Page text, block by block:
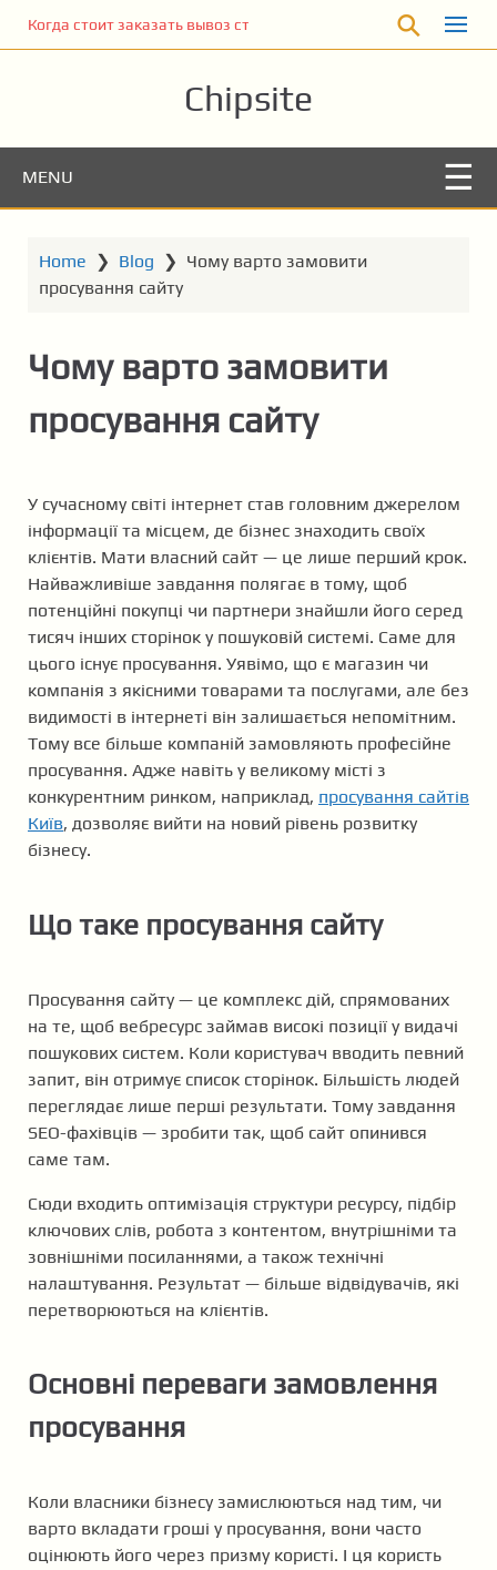
o
Когда стоит заказать вывоз строительного мусора
Chipsite
MENU
Home ❯ Blog ❯ Чому варто замовити
просування сайту
Чому варто замовити
просування сайту
У сучасному світі інтернет став головним джерелом
інформації та місцем, де бізнес знаходить своїх
клієнтів. Мати власний сайт — це лише перший крок.
Найважливіше завдання полягає в тому, щоб
потенційні покупці чи партнери знайшли його серед
тисяч інших сторінок у пошуковій системі. Саме для
цього існує просування. Уявімо, що є магазин чи
компанія з якісними товарами та послугами, але без
видимості в інтернеті він залишається непомітним.
Тому все більше компаній замовляють професійне
просування. Адже навіть у великому місті з
конкурентним ринком, наприклад, просування сайтів
Київ, дозволяє вийти на новий рівень розвитку
бізнесу.
Що таке просування сайту
Просування сайту — це комплекс дій, спрямованих
на те, щоб вебресурс займав високі позиції у видачі
пошукових систем. Коли користувач вводить певний
запит, він отримує список сторінок. Більшість людей
переглядає лише перші результати. Тому завдання
SEO-фахівців — зробити так, щоб сайт опинився
саме там.
Сюди входить оптимізація структури ресурсу, підбір
ключових слів, робота з контентом, внутрішніми та
зовнішніми посиланнями, а також технічні
налаштування. Результат — більше відвідувачів, які
перетворюються на клієнтів.
Основні переваги замовлення
просування
Коли власники бізнесу замислюються над тим, чи
варто вкладати гроші у просування, вони часто
оцінюють його через призму користі. І ця користь